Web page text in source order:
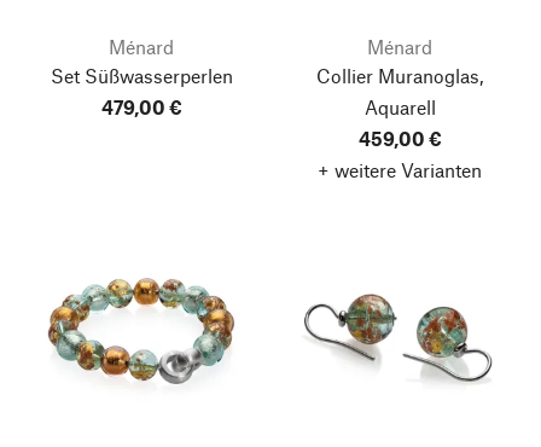
Ménard
Set Süßwasserperlen
479,00 €
Ménard
Collier Muranoglas,
Aquarell
459,00 €
+ weitere Varianten